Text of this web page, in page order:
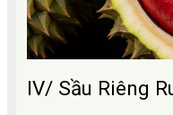
IV/ Sầu Riêng